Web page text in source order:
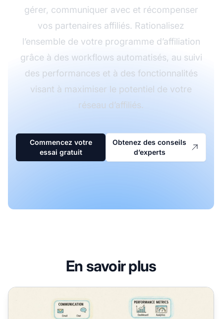
gérer, communiquer avec et récompenser
vos partenaires affiliés. Rationalisez
l’ensemble de votre programme d’affiliation
grâce à des workflows automatisés, au suivi
des performances et à des fonctionnalités
visant à maximiser le potentiel de votre
réseau d’affiliés.
Commencez votre
essai gratuit
Obtenez des conseils
d’experts
En savoir plus
Comment maintenir l’engagement et la motivation des